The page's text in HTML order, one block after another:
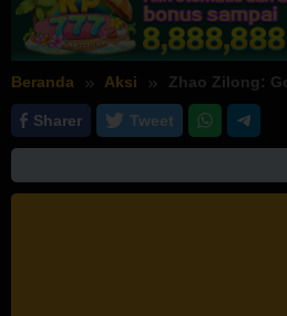
Beranda Aksi Zhao Zilong:
Sharer Tweet